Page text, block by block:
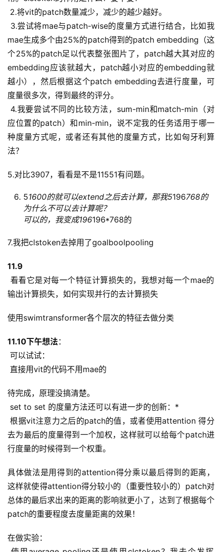
2.将vit的patch数量减少，减少的越少越好。
mae生成多个由25%的patch得到的patch embedding（这
个25%的patch足以代表整张图片了，patch越大其对应的
embedding应该就越大，patch越小对应的embedding就
越小），然后根据这个patch embedding去进行度量，可
度量很多次，得到最终的评分。
应位置的patch）和min-min，说不定我的任务适用于哪一
种度量方式呢，或者还有其他的度量方式，比如匈牙利算
法？
5.对比3907，看看是不是11551有问题。
51600的就可以extend之后去计算，那我5196768的
为什么不可以去计算呢？
可以的，我变成196196*768的
7.我把clstoken去掉用了goalboolpooling
11.9
输出计算损失，如何实现并行的去计算损失
使用swimtransformer各个层次的特征去做分类
11.10下午想法 ：
可以试试：
直接用vit的代码不用mae的
待完成，原理没搞清楚。
set to set 的度量方法还可以有进一步的创新：*
根据vit注意力之后的patch的值，或者使用attention 得分
去为最后的度量得到一个加权，这样就可以给每个patch进
行度量的时候得到一个权重。
具体做法是用得到的attention得分乘以最后得到的距离，
这样就使得attention得分较小的（重要性较小的）patch对
总体的最后求出来的距离的影响就更小了，达到了根据每个
patch的重要程度去度量距离的效果！
在做实验：